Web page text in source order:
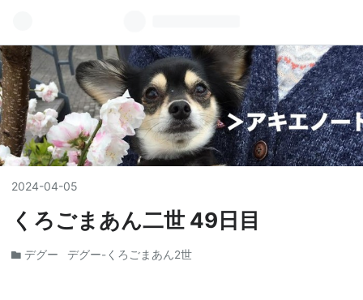
2024-04-05
くろごまあん二世 49日目
デグー デグー-くろごまあん2世